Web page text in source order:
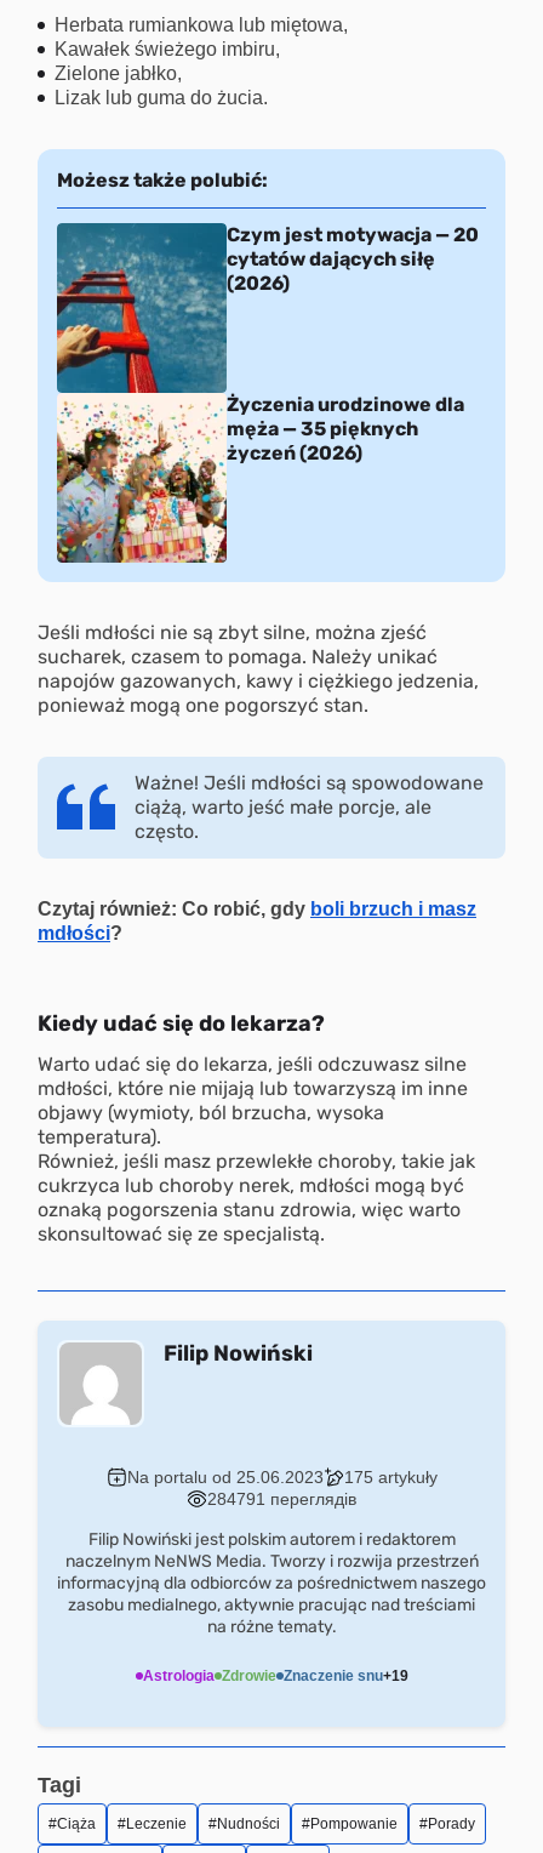
Herbata rumiankowa lub miętowa,
Kawałek świeżego imbiru,
Zielone jabłko,
Lizak lub guma do żucia.
Możesz także polubić:
Czym jest motywacja — 20
cytatów dających siłę
(2026)
Życzenia urodzinowe dla
męża — 35 pięknych
życzeń (2026)
Jeśli mdłości nie są zbyt silne, można zjeść
sucharek, czasem to pomaga. Należy unikać
napojów gazowanych, kawy i ciężkiego jedzenia,
ponieważ mogą one pogorszyć stan.
Ważne! Jeśli mdłości są spowodowane
ciążą, warto jeść małe porcje, ale
często.
Czytaj również: Co robić, gdy boli brzuch i masz
mdłości?
Kiedy udać się do lekarza?
Warto udać się do lekarza, jeśli odczuwasz silne
mdłości, które nie mijają lub towarzyszą im inne
objawy (wymioty, ból brzucha, wysoka
temperatura).
Również, jeśli masz przewlekłe choroby, takie jak
cukrzyca lub choroby nerek, mdłości mogą być
oznaką pogorszenia stanu zdrowia, więc warto
skonsultować się ze specjalistą.
Filip Nowiński
Na portalu od 25.06.2023
175 artykuły
284791 переглядів
Filip Nowiński jest polskim autorem i redaktorem
naczelnym NeNWS Media. Tworzy i rozwija przestrzeń
informacyjną dla odbiorców za pośrednictwem naszego
zasobu medialnego, aktywnie pracując nad treściami
na różne tematy.
Astrologia Zdrowie Znaczenie snu+19
Tagi
Ciąża Leczenie Nudności Pompowanie Porady